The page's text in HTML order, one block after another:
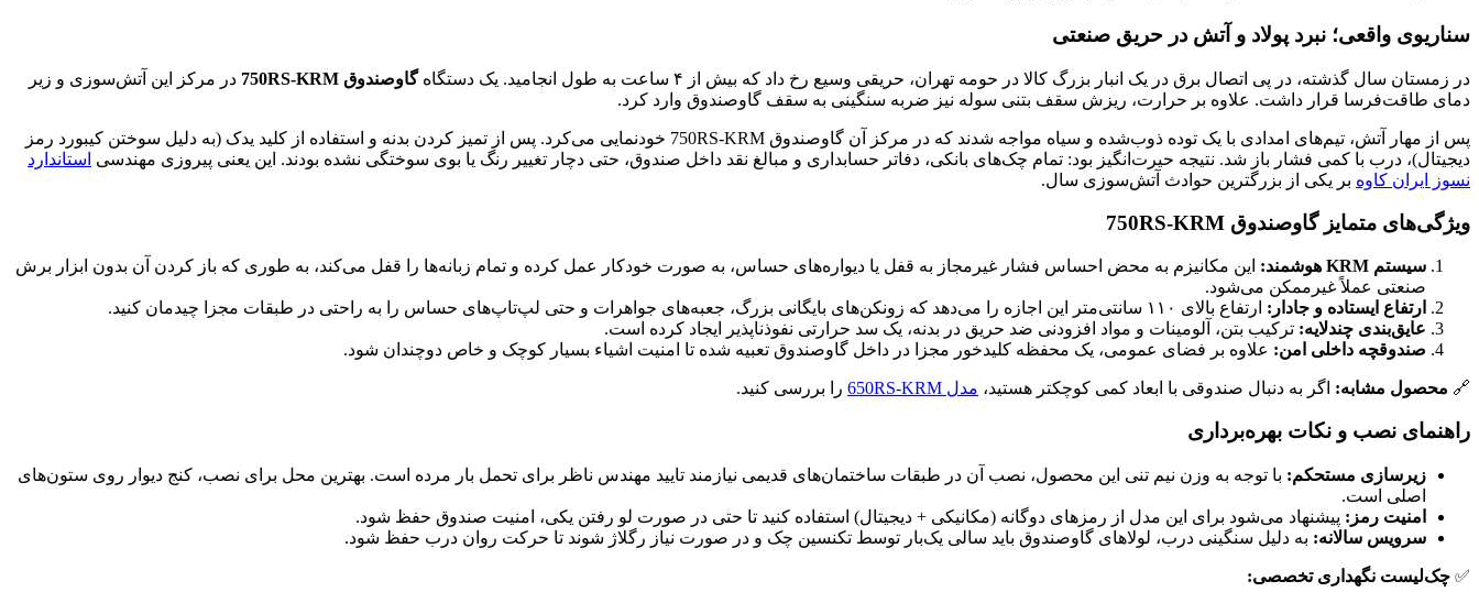
سناریوی واقعی؛ نبرد پولاد و آتش در حریق صنعتی
در زمستان سال گذشته، در پی اتصال برق در یک انبار بزرگ کالا در حومه تهران، حریقی وسیع رخ داد که بیش از ۴ ساعت به طول انجامید. یک دستگاه گاوصندوق 750RS-KRM
در مرکز این آتش‌سوزی و زیر
دمای طاقت‌فرسا قرار داشت. علاوه بر حرارت، ریزش سقف بتنی سوله‌ نیز ضربه سنگینی به سقف گاوصندوق وارد کرد.
پس از مهار آتش، تیم‌های امدادی با یک توده ذوب‌شده و سیاه مواجه شدند که در مرکز آن گاوصندوق 750RS-KRM خودنمایی می‌کرد. پس از تمیز کردن بدنه و استفاده از کلید یدک (به دلیل سوختن کیبورد رمز
دیجیتال)، درب با کمی فشار باز شد. نتیجه حیرت‌انگیز بود: تمام چک‌های بانکی، دفاتر حسابداری و مبالغ نقد داخل صندوق، حتی دچار تغییر رنگ یا بوی سوختگی نشده بودند. این یعنی پیروزی مهندسی استاندارد
نسوز ایران کاوه بر یکی از بزرگترین حوادث آتش‌سوزی سال.
ویژگی‌های متمایز گاوصندوق 750RS-KRM
سیستم KRM هوشمند:
این مکانیزم به محض احساس فشار غیرمجاز به قفل یا دیواره‌های حساس، به صورت خودکار عمل کرده و تمام زبانه‌ها را قفل می‌کند، به طوری که باز کردن آن بدون ابزار برش
صنعتی عملاً غیرممکن می‌شود.
ارتفاع ایستاده و جادار: ارتفاع بالای ۱۱۰ سانتی‌متر این اجازه را می‌دهد که زونکن‌های بایگانی بزرگ، جعبه‌های جواهرات و حتی لپ‌تاپ‌های حساس را به راحتی در طبقات مجزا چیدمان کنید.
عایق‌بندی چندلایه: ترکیب بتن، آلومینات و مواد افزودنی ضد حریق در بدنه، یک سد حرارتی نفوذناپذیر ایجاد کرده است.
صندوقچه داخلی امن: علاوه بر فضای عمومی، یک محفظه کلیدخور مجزا در داخل گاوصندوق تعبیه شده تا امنیت اشیاء بسیار کوچک و خاص دوچندان شود.
🔗 محصول مشابه: اگر به دنبال صندوقی با ابعاد کمی کوچکتر هستید، مدل 650RS-KRM را بررسی کنید.
راهنمای نصب و نکات بهره‌برداری
زیرسازی مستحکم: با توجه به وزن نیم تنی این محصول، نصب آن در طبقات ساختمان‌های قدیمی نیازمند تایید مهندس ناظر برای تحمل بار مرده است. بهترین محل برای نصب، کنج دیوار روی ستون‌های
اصلی است.
امنیت رمز: پیشنهاد می‌شود برای این مدل از رمزهای دوگانه (مکانیکی + دیجیتال) استفاده کنید تا حتی در صورت لو رفتن یکی، امنیت صندوق حفظ شود.
سرویس سالانه: به دلیل سنگینی درب، لولاهای گاوصندوق باید سالی یک‌بار توسط تکنسین چک و در صورت نیاز رگلاژ شوند تا حرکت روان درب حفظ شود.
✅ چک‌لیست نگهداری تخصصی: